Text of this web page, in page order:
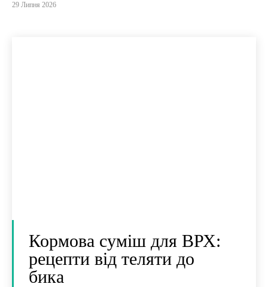
29 Липня 2026
Кормова суміш для ВРХ:
рецепти від теляти до
бика